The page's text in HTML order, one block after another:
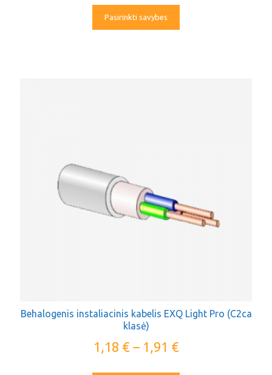
Pasirinkti savybes
Behalogenis instaliacinis kabelis EXQ Light Pro (C2ca
klasė)
1,18 €– 1,91 €